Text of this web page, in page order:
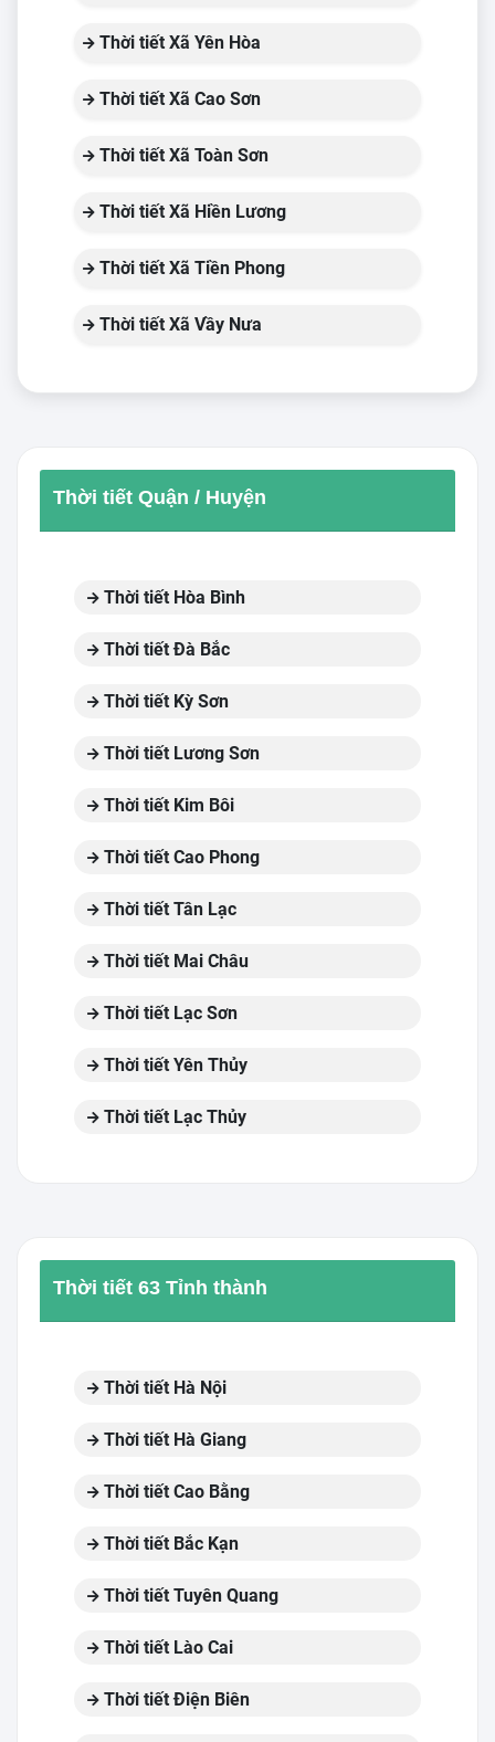
Thời tiết Xã Yên Hòa
Thời tiết Xã Cao Sơn
Thời tiết Xã Toàn Sơn
Thời tiết Xã Hiền Lương
Thời tiết Xã Tiền Phong
Thời tiết Xã Vầy Nưa
Thời tiết Quận / Huyện
Thời tiết Hòa Bình
Thời tiết Đà Bắc
Thời tiết Kỳ Sơn
Thời tiết Lương Sơn
Thời tiết Kim Bôi
Thời tiết Cao Phong
Thời tiết Tân Lạc
Thời tiết Mai Châu
Thời tiết Lạc Sơn
Thời tiết Yên Thủy
Thời tiết Lạc Thủy
Thời tiết 63 Tỉnh thành
Thời tiết Hà Nội
Thời tiết Hà Giang
Thời tiết Cao Bằng
Thời tiết Bắc Kạn
Thời tiết Tuyên Quang
Thời tiết Lào Cai
Thời tiết Điện Biên